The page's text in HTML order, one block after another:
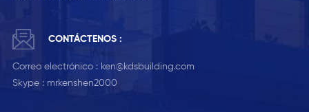
CONTÁCTENOS :
Correo electrónico : ken@kdsbuilding.com
Skype : mrkenshen2000